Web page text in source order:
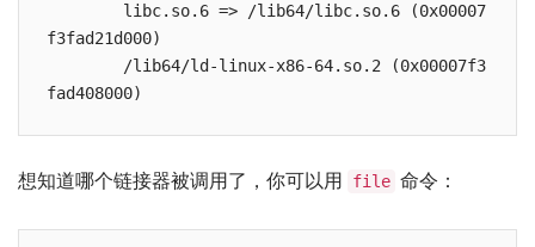
        libc.so.6 => /lib64/libc.so.6 (0x00007
f3fad21d000)
        /lib64/ld-linux-x86-64.so.2 (0x00007f3
想知道哪个链接器被调用了，你可以用 file 命令：